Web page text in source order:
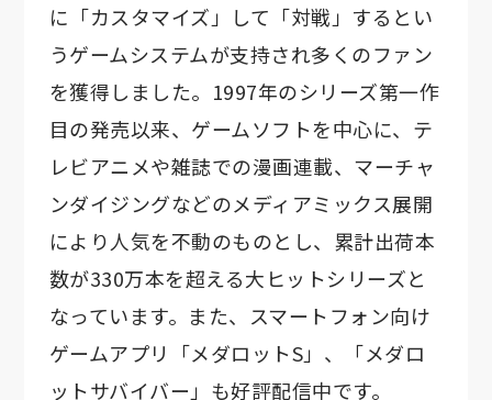
に「カスタマイズ」して「対戦」するとい
うゲームシステムが支持され多くのファン
を獲得しました。1997年のシリーズ第一作
目の発売以来、ゲームソフトを中心に、テ
レビアニメや雑誌での漫画連載、マーチャ
ンダイジングなどのメディアミックス展開
により人気を不動のものとし、累計出荷本
数が330万本を超える大ヒットシリーズと
なっています。また、スマートフォン向け
ゲームアプリ「メダロットS」、「メダロ
ットサバイバー」も好評配信中です。